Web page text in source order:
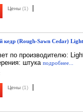
Цены (1)
кедр (Rough-Sawn Cedar) Light
по производителю:
штука подробнее...
Цены (1)